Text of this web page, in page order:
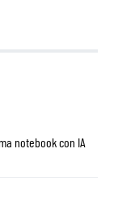
notebook con IA